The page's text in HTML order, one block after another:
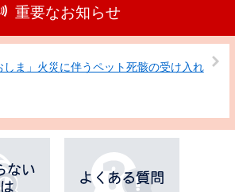
重要なお知らせ
しま」火災に伴うペット死骸の受け入れ